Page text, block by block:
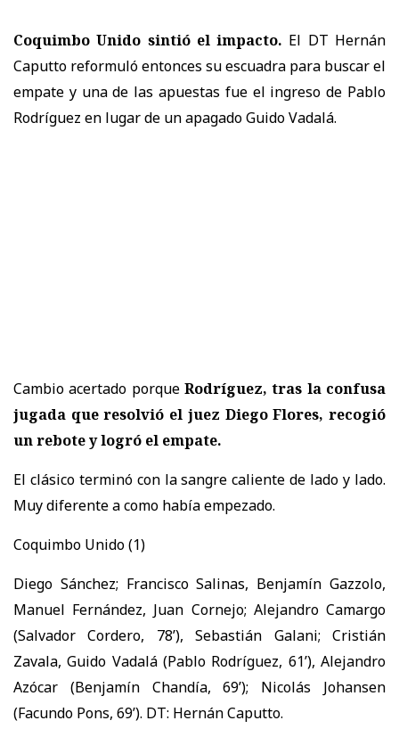
Coquimbo Unido sintió el impacto. El DT Hernán
Caputto reformuló entonces su escuadra para buscar el
empate y una de las apuestas fue el ingreso de Pablo
Rodríguez en lugar de un apagado Guido Vadalá.
Cambio acertado porque Rodríguez, tras la confusa
jugada que resolvió el juez Diego Flores, recogió
un rebote y logró el empate.
El clásico terminó con la sangre caliente de lado y lado.
Muy diferente a como había empezado.
Coquimbo Unido (1)
Diego Sánchez; Francisco Salinas, Benjamín Gazzolo,
Manuel Fernández, Juan Cornejo; Alejandro Camargo
(Salvador Cordero, 78’), Sebastián Galani; Cristián
Zavala, Guido Vadalá (Pablo Rodríguez, 61’), Alejandro
Azócar (Benjamín Chandía, 69’); Nicolás Johansen
(Facundo Pons, 69’). DT: Hernán Caputto.